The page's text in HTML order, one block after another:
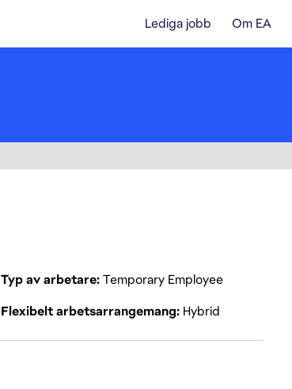
Lediga jobb Om EA
Typ av arbetare Temporary Employee
Flexibelt arbetsarrangemang Hybrid